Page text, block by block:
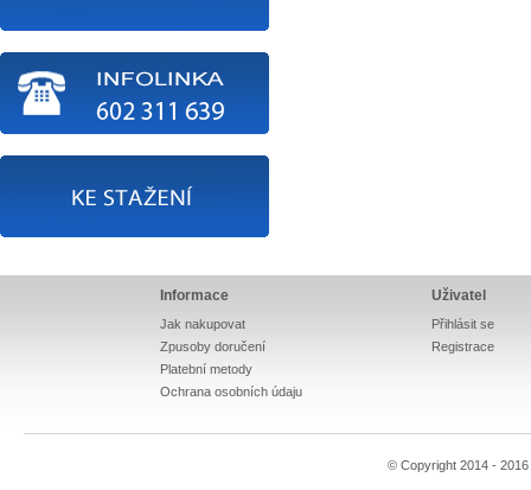
Informace
Jak nakupovat
Zpusoby doručení
Platební metody
Ochrana osobních údaju
Uživatel
Přihlásit se
Registrace
© Copyright 2014 - 2016